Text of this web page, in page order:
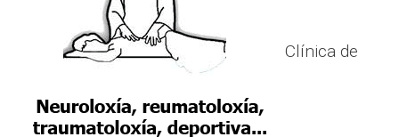
Clínica de